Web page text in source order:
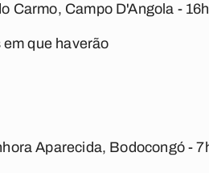
Carmo, Campo D'Angola - 16h
que haverão
Aparecida, Bodocongó -